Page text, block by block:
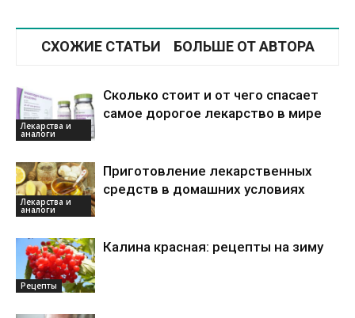
СХОЖИЕ СТАТЬИ БОЛЬШЕ ОТ АВТОРА
Лекарства и
аналоги
Сколько стоит и от чего спасает
самое дорогое лекарство в мире
Лекарства и
аналоги
Приготовление лекарственных
средств в домашних условиях
Рецепты
Калина красная: рецепты на зиму